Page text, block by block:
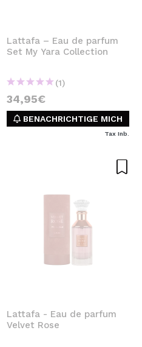
Lattafa – Eau de parfum
Set My Yara Collection
(1)
34,95€
BENACHRICHTIGE MICH
Tax Inb.
Lattafa - Eau de parfum
Velvet Rose